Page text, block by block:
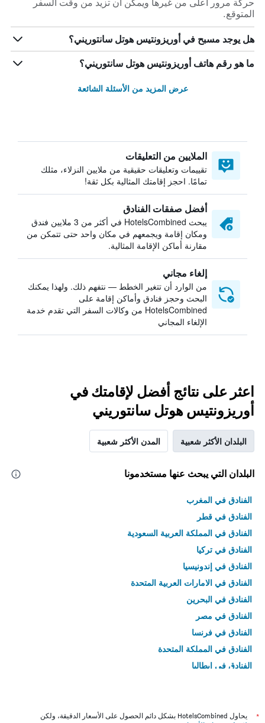
حركة مرور أعلى من غيرها ويمكن أن تزيد من وقت السفر
المتوقع.
هل يوجد مسبح في أوريزونتيس هوتل سانتوريني؟
ما هو رقم هاتف أوريزونتيس هوتل سانتوريني؟
عرض المزيد من الأسئلة الشائعة
الملايين من التعليقات
تقييمات وتعليقات حقيقية من ملايين النزلاء، مثلك
تمامًا. احجز إقامتك المثالية بكل ثقة!
أفضل صفقات الفنادق
يبحث HotelsCombined في أكثر من 3 ملايين فندق
ومكان إقامة ويجمعهم في مكان واحد حتى تتمكن من
مقارنة أماكن الإقامة المثالية.
إلغاء مجاني
من الوارد أن تتغير الخطط — نتفهم ذلك. ولهذا يمكنك
البحث وحجز فنادق وأماكن إقامة على
HotelsCombined من وكالات السفر التي تقدم خدمة
الإلغاء المجاني
اعثر على نتائج أفضل لإقامتك في
أوريزونتيس هوتل سانتوريني
البلدان الأكثر شعبية المدن الأكثر شعبية
البلدان التي يبحث عنها مستخدمونا
الفنادق في المغرب
الفنادق في قطر
الفنادق في المملكة العربية السعودية
الفنادق في تركيا
الفنادق في إندونيسيا
الفنادق في الامارات العربية المتحدة
الفنادق في البحرين
الفنادق في مصر
الفنادق في فرنسا
الفنادق في المملكة المتحدة
الفنادق في إيطاليا
*
يحاول HotelsCombined بشكل دائم الحصول على الأسعار الدقيقة، ولكن